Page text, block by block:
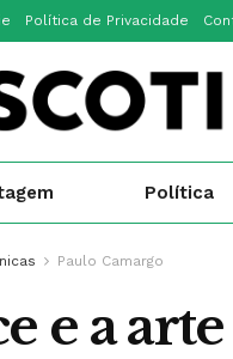
Política de Privacidade
Política
Paulo Camargo
e a